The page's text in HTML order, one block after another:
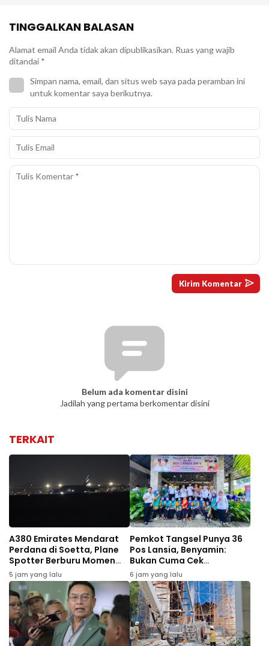
TINGGALKAN BALASAN
Alamat email Anda tidak akan dipublikasikan. Ruas yang wajib
ditandai *
Simpan nama, email, dan situs web saya pada peramban ini
untuk komentar saya berikutnya.
Belum ada komentar disini
Jadilah yang pertama berkomentar disini
TERKAIT
A380 Emirates Mendarat
Perdana di Soetta, Plane
Spotter Berburu Momen
Langka
5 jam yang lalu
Pemkot Tangsel Punya 36
Pos Lansia, Benyamin:
Bukan Cuma Cek
Kesehatan
6 jam yang lalu